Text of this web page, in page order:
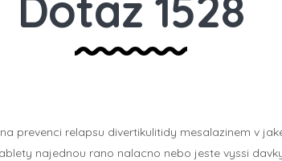
prevenci relapsu divertikulitidy mesalazinem v
najednou rano nalacno nebo jeste vyssi